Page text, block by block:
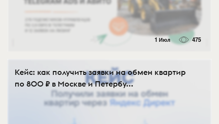
1 Июл 475
Кейс: как получить заявки на обмен квартир
по 800 ₽ в Москве и Петербу...